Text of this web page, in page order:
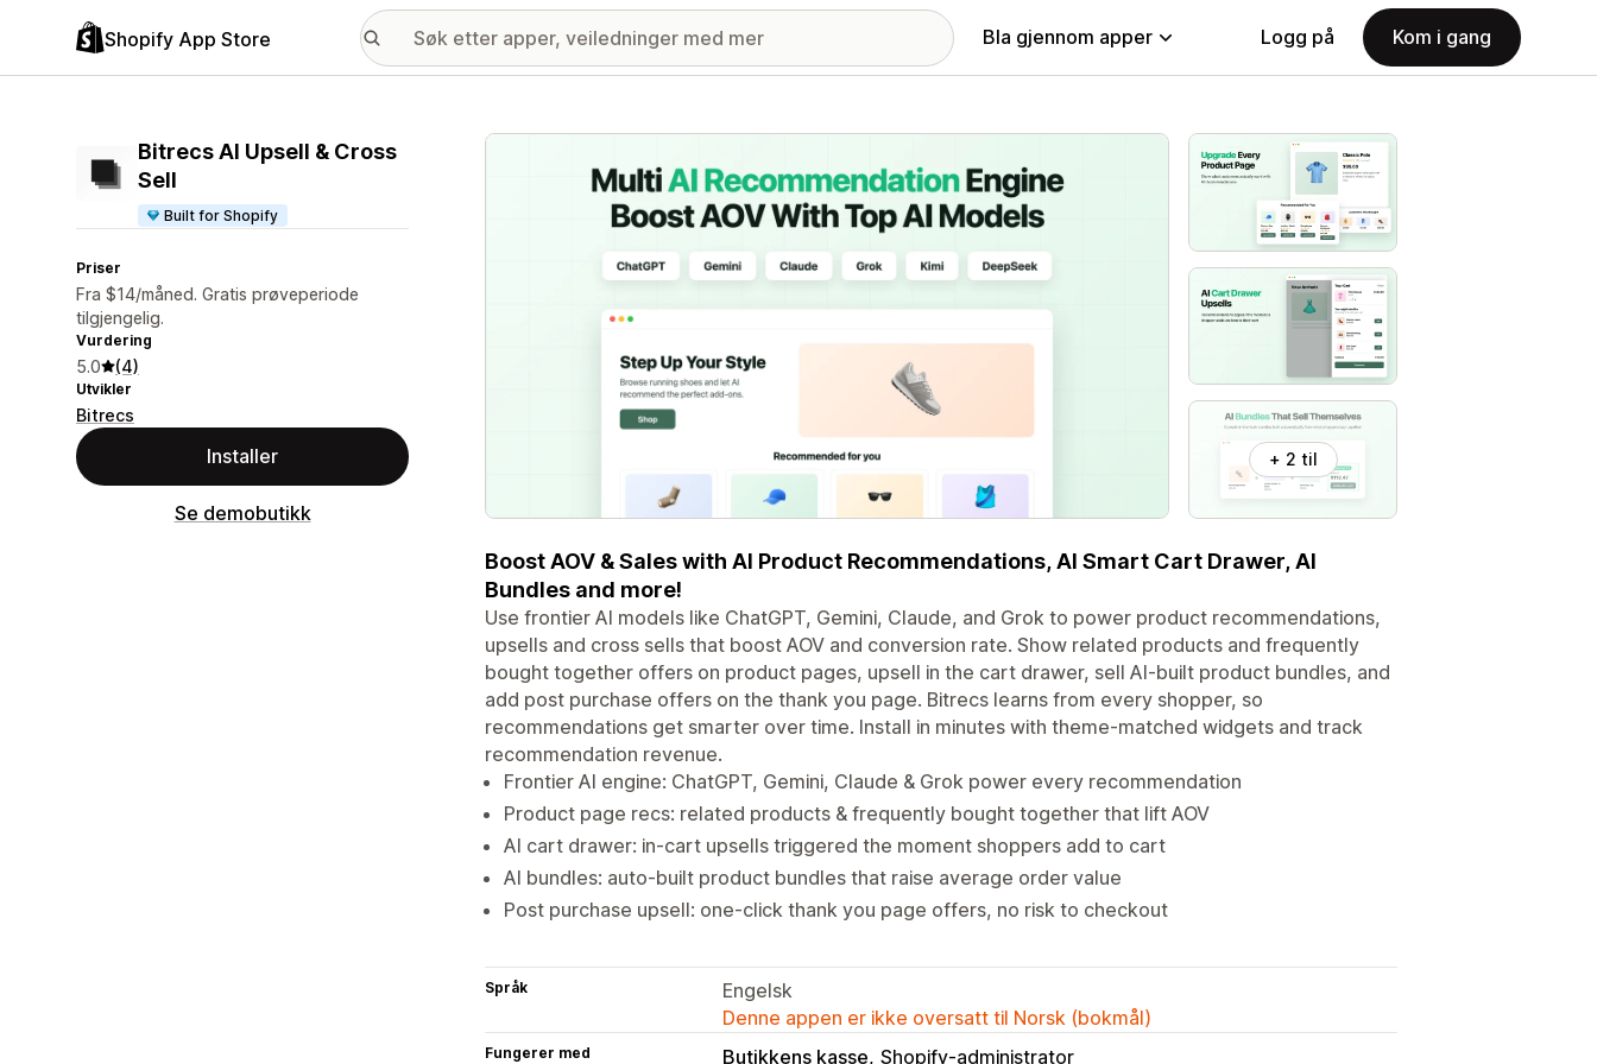
Shopify App Store Bla gjennom apper Logg på Kom i gang
Bitrecs AI Upsell & Cross
Sell
Built for Shopify
Priser
Fra $14/måned. Gratis prøveperiode
tilgjengelig.
Vurdering
5.0 (4)
Utvikler
Bitrecs
Installer
Se demobutikk
Galleri med fremhevede bilder
+ 2 til
Boost AOV & Sales with AI Product Recommendations, AI Smart Cart Drawer, AI
Bundles and more!
Use frontier AI models like ChatGPT, Gemini, Claude, and Grok to power product recommendations,
upsells and cross sells that boost AOV and conversion rate. Show related products and frequently
bought together offers on product pages, upsell in the cart drawer, sell AI-built product bundles, and
add post purchase offers on the thank you page. Bitrecs learns from every shopper, so
recommendations get smarter over time. Install in minutes with theme-matched widgets and track
recommendation revenue.
Frontier AI engine: ChatGPT, Gemini, Claude & Grok power every recommendation
Product page recs: related products & frequently bought together that lift AOV
AI cart drawer: in-cart upsells triggered the moment shoppers add to cart
AI bundles: auto-built product bundles that raise average order value
Post purchase upsell: one-click thank you page offers, no risk to checkout
Språk
Engelsk
Denne appen er ikke oversatt til Norsk (bokmål)
Fungerer med Butikkens kasse Shopify-administrator